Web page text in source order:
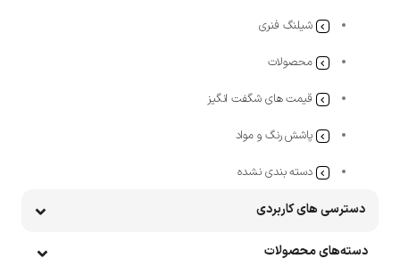
شیلنگ فنری
محصولات
قیمت های شگفت انگیز
پاشش رنگ و مواد
دسته بندی نشده
دسترسی های کاربردی
دسته‌های محصولات